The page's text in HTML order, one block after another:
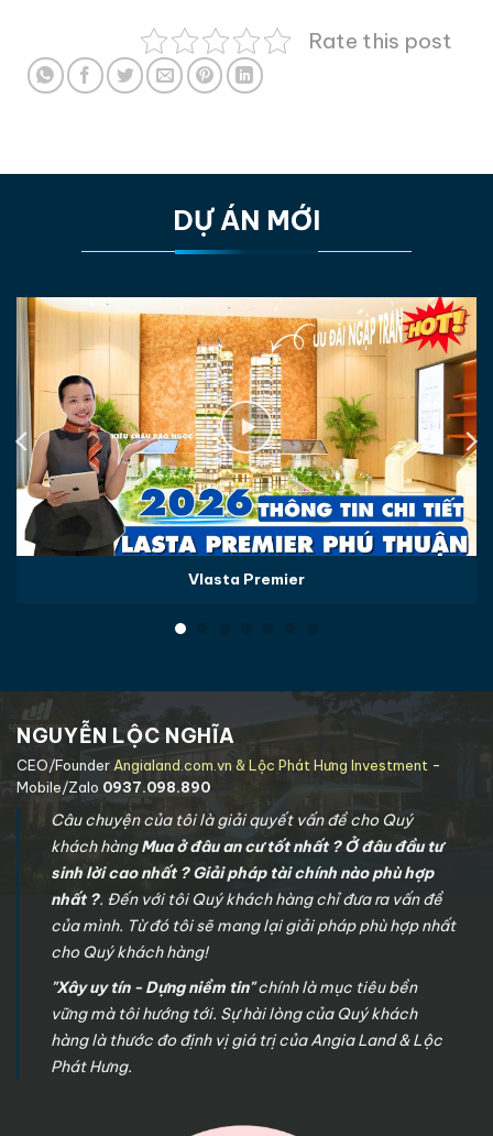
Rate this post
DỰ ÁN MỚI
Vlasta Premier
NGUYỄN LỘC NGHĨA
CEO/Founder Angialand.com.vn & Lộc Phát Hưng Investment -
Mobile/Zalo 0937.098.890
Câu chuyện của tôi là giải quyết vấn đề cho Quý
khách hàngMua ở đâu an cư tốt nhất ? Ở đâu đầu tư
sinh lời cao nhất ? Giải pháp tài chính nào phù hợp
nhất ?. Đến với tôi Quý khách hàng chỉ đưa ra vấn đề
của mình. Từ đó tôi sẽ mang lại giải pháp phù hợp nhất
cho Quý khách hàng!
"Xây uy tín - Dựng niềm tin"chính là mục tiêu bền
vững mà tôi hướng tới. Sự hài lòng của Quý khách
hàng là thước đo định vị giá trị của Angia Land & Lộc
Phát Hưng.